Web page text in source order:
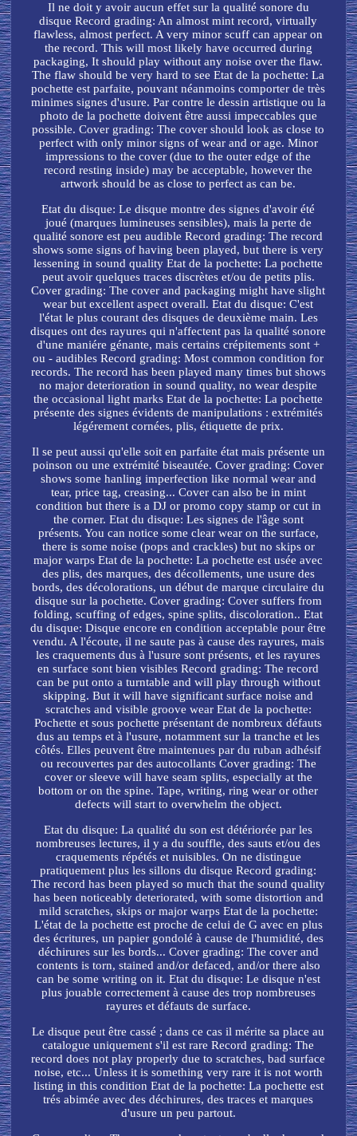
Il ne doit y avoir aucun effet sur la qualité sonore du
disque Record grading: An almost mint record, virtually
flawless, almost perfect. A very minor scuff can appear on
the record. This will most likely have occurred during
packaging, It should play without any noise over the flaw.
The flaw should be very hard to see Etat de la pochette: La
pochette est parfaite, pouvant néanmoins comporter de très
minimes signes d'usure. Par contre le dessin artistique ou la
photo de la pochette doivent être aussi impeccables que
possible. Cover grading: The cover should look as close to
perfect with only minor signs of wear and or age. Minor
impressions to the cover (due to the outer edge of the
record resting inside) may be acceptable, however the
artwork should be as close to perfect as can be.
Etat du disque: Le disque montre des signes d'avoir été
joué (marques lumineuses sensibles), mais la perte de
qualité sonore est peu audible Record grading: The record
shows some signs of having been played, but there is very
lessening in sound quality Etat de la pochette: La pochette
peut avoir quelques traces discrètes et/ou de petits plis.
Cover grading: The cover and packaging might have slight
wear but excellent aspect overall. Etat du disque: C'est
l'état le plus courant des disques de deuxième main. Les
disques ont des rayures qui n'affectent pas la qualité sonore
d'une maniére génante, mais certains crépitements sont +
ou - audibles Record grading: Most common condition for
records. The record has been played many times but shows
no major deterioration in sound quality, no wear despite
the occasional light marks Etat de la pochette: La pochette
présente des signes évidents de manipulations : extrémités
légérement cornées, plis, étiquette de prix.
Il se peut aussi qu'elle soit en parfaite état mais présente un
poinson ou une extrémité biseautée. Cover grading: Cover
shows some hanling imperfection like normal wear and
tear, price tag, creasing... Cover can also be in mint
condition but there is a DJ or promo copy stamp or cut in
the corner. Etat du disque: Les signes de l'âge sont
présents. You can notice some clear wear on the surface,
there is some noise (pops and crackles) but no skips or
major warps Etat de la pochette: La pochette est usée avec
des plis, des marques, des décollements, une usure des
bords, des décolorations, un début de marque circulaire du
disque sur la pochette. Cover grading: Cover suffers from
folding, scuffing of edges, spine splits, discoloration.. Etat
du disque: Disque encore en condition acceptable pour être
vendu. A l'écoute, il ne saute pas à cause des rayures, mais
les craquements dus à l'usure sont présents, et les rayures
en surface sont bien visibles Record grading: The record
can be put onto a turntable and will play through without
skipping. But it will have significant surface noise and
scratches and visible groove wear Etat de la pochette:
Pochette et sous pochette présentant de nombreux défauts
dus au temps et à l'usure, notamment sur la tranche et les
côtés. Elles peuvent être maintenues par du ruban adhésif
ou recouvertes par des autocollants Cover grading: The
cover or sleeve will have seam splits, especially at the
bottom or on the spine. Tape, writing, ring wear or other
defects will start to overwhelm the object.
Etat du disque: La qualité du son est détériorée par les
nombreuses lectures, il y a du souffle, des sauts et/ou des
craquements répétés et nuisibles. On ne distingue
pratiquement plus les sillons du disque Record grading:
The record has been played so much that the sound quality
has been noticeably deteriorated, with some distortion and
mild scratches, skips or major warps Etat de la pochette:
L'état de la pochette est proche de celui de G avec en plus
des écritures, un papier gondolé à cause de l'humidité, des
déchirures sur les bords... Cover grading: The cover and
contents is torn, stained and/or defaced, and/or there also
can be some writing on it. Etat du disque: Le disque n'est
plus jouable correctement à cause des trop nombreuses
rayures et défauts de surface.
Le disque peut être cassé ; dans ce cas il mérite sa place au
catalogue uniquement s'il est rare Record grading: The
record does not play properly due to scratches, bad surface
noise, etc... Unless it is something very rare it is not worth
listing in this condition Etat de la pochette: La pochette est
trés abimée avec des déchirures, des traces et marques
d'usure un peu partout.